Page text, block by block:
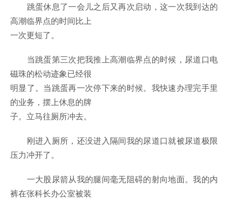
跳蛋休息了一会儿之后又再次启动，这一次我到达的
高潮临界点的时间比上
一次更短了。
当跳蛋第三次把我推上高潮临界点的时候，尿道口电
磁珠的松动迹象已经很
明显了。当跳蛋再一次停下来的时候。我快速办理完手里
的业务，摆上休息的牌
子。立马往厕所冲去。
刚进入厕所，还没进入隔间我的尿道口就被尿道极限
压力冲开了。
一大股尿箭从我的腿间毫无阻碍的射向地面。我的内
裤在张科长办公室被装